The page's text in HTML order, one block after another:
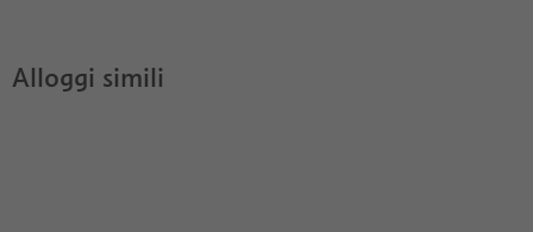
Alloggi simili